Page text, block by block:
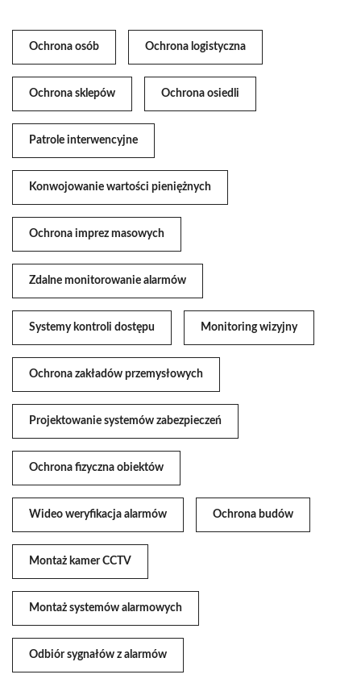
Ochrona osób Ochrona logistyczna
Ochrona sklepów Ochrona osiedli
Patrole interwencyjne
Konwojowanie wartości pieniężnych
Ochrona imprez masowych
Zdalne monitorowanie alarmów
Systemy kontroli dostępu Monitoring wizyjny
Ochrona zakładów przemysłowych
Projektowanie systemów zabezpieczeń
Ochrona fizyczna obiektów
Wideo weryfikacja alarmów Ochrona budów
Montaż kamer CCTV
Montaż systemów alarmowych
Odbiór sygnałów z alarmów